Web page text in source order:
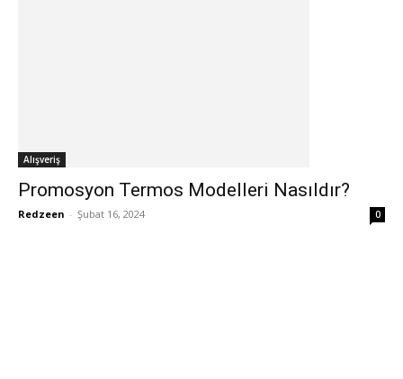
Alışveriş
Promosyon Termos Modelleri Nasıldır?
Redzeen - Şubat 16, 2024 0